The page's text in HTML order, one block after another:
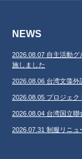
NEWS
2026.08.07 自主活動
施しました
2026.08.06 台湾文藻
2026.08.05 プロジェ
2026.08.04 台湾国立
2026.07.31 制服リニ